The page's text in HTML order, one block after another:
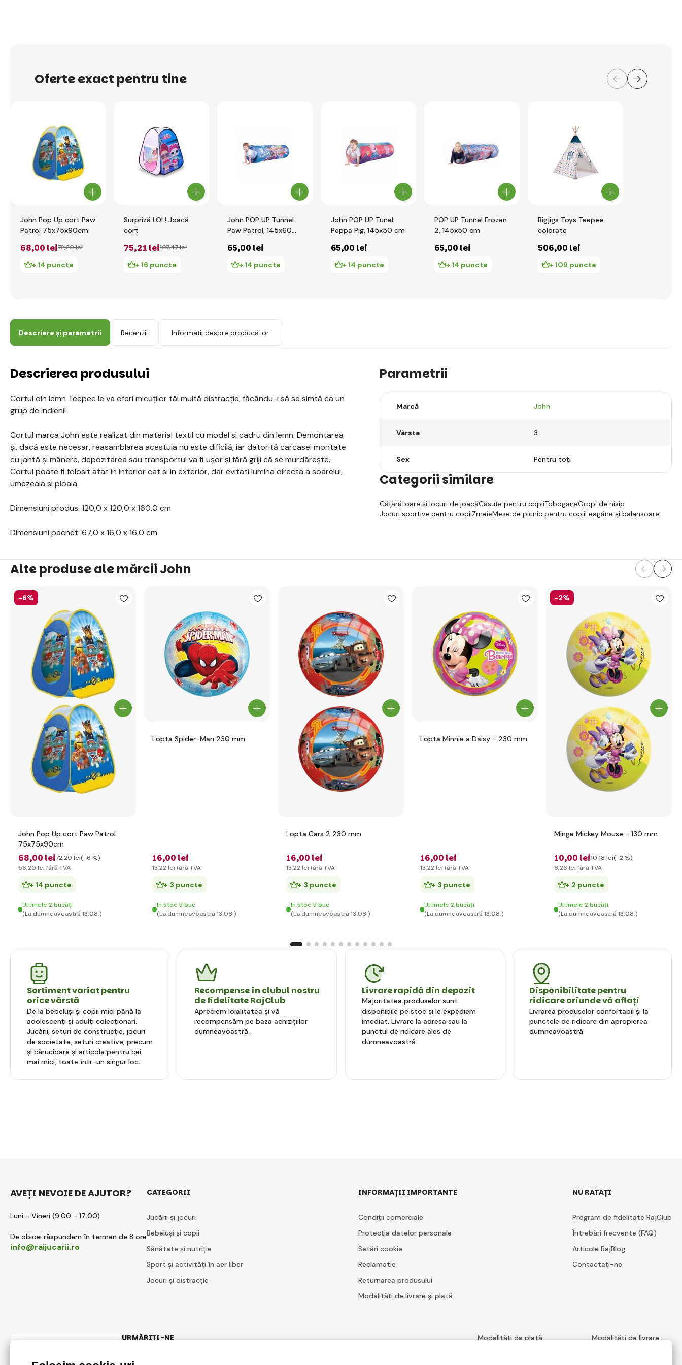
Oferte exact pentru tine
John Pop Up cort Paw
Patrol 75x75x90cm
68,00 lei72,20 lei
+ 14 puncte
Surpriză LOL! Joacă
cort
75,21 lei107,47 lei
+ 16 puncte
John POP UP Tunnel
Paw Patrol, 145x60
65,00 lei
+ 14 puncte
John POP UP Tunel
Peppa Pig, 145x50 cm
65,00 lei
+ 14 puncte
POP UP Tunnel Frozen
2, 145x50 cm
65,00 lei
+ 14 puncte
Bigjigs Toys Teepee
colorate
506,00 lei
+ 109 puncte
Descriere și parametrii Recenzii Informații despre producător
Descrierea produsului
Cortul din lemn Teepee le va oferi micuților tăi multă distracție, făcându-i să se simtă ca un
grup de indieni!
Cortul marca John este realizat din material textil cu model si cadru din lemn. Demontarea
și, dacă este necesar, reasamblarea acestuia nu este dificilă, iar datorită carcasei montate
cu jantă și mânere, depozitarea sau transportul va fi ușor și fără griji că se murdărește.
Cortul poate fi folosit atat in interior cat si in exterior, dar evitati lumina directa a soarelui,
umezeala si ploaia.
Dimensiuni produs: 120,0 x 120,0 x 160,0 cm
Dimensiuni pachet: 67,0 x 16,0 x 16,0 cm
Parametrii
Marcă John
Vârsta 3
Sex Pentru toți
Categorii similare
Cățărătoare și locuri de joacăCăsuțe pentru copiiToboganeGropi de nisip
Jocuri sportive pentru copiiZmeieMese de picnic pentru copiiLeagăne și balansoare
Alte produse ale mărcii John
-6%
John Pop Up cort Paw Patrol
75x75x90cm
68,00 lei72,20 lei(-6 %)
56,20 lei fără TVA
+ 14 puncte
Ultimele 2 bucăți
(La dumneavoastră 13.08.)
Lopta Spider-Man 230 mm
16,00 lei
13,22 lei fără TVA
+ 3 puncte
În stoc 5 buc
(La dumneavoastră 13.08.)
Lopta Cars 2 230 mm
16,00 lei
13,22 lei fără TVA
+ 3 puncte
În stoc 5 buc
(La dumneavoastră 13.08.)
Lopta Minnie a Daisy - 230 mm
16,00 lei
13,22 lei fără TVA
+ 3 puncte
Ultimele 2 bucăți
(La dumneavoastră 13.08.)
-2%
Minge Mickey Mouse - 130 mm
10,00 lei10,18 lei(-2 %)
8,26 lei fără TVA
+ 2 puncte
Ultimele 2 bucăți
(La dumneavoastră 13.08.)
Sortiment variat pentru
orice vârstă
De la bebeluși și copii mici până la
adolescenți și adulți colecționari.
Jucării, seturi de construcție, jocuri
de societate, seturi creative, precum
și cărucioare și articole pentru cei
mai mici, toate într-un singur loc.
Recompense în clubul nostru
de fidelitate RajClub
Apreciem loialitatea și vă
recompensăm pe baza achizițiilor
dumneavoastră.
Livrare rapidă din depozit
Majoritatea produselor sunt
disponibile pe stoc și le expediem
imediat. Livrare la adresa sau la
punctul de ridicare ales de
dumneavoastră.
Disponibilitate pentru
ridicare oriunde vă aflați
Livrarea produselor confortabil și la
punctele de ridicare din apropierea
dumneavoastră.
AVEȚI NEVOIE DE AJUTOR?
Luni - Vineri (9:00 - 17:00)
De obicei răspundem în termen de 8 ore
info@raijucarii.ro
CATEGORII
Jucării și jocuri
Bebeluși și copii
Sănătate și nutriție
Sport și activități în aer liber
Jocuri și distracție
INFORMAȚII IMPORTANTE
Condiții comerciale
Protecția datelor personale
Setări cookie
Reclamatie
Returnarea produsului
Modalități de livrare și plată
NU RATAȚI
Program de fidelitate RajClub
Întrebări frecvente (FAQ)
Articole RajBlog
Contactați-ne
URMĂRIȚI-NE Modalități de plată Modalități de livrare